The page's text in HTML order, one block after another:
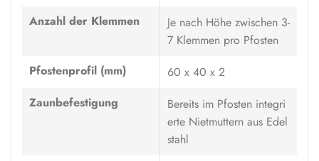
Anzahl der Klemmen
Je nach Höhe zwischen 3-
7 Klemmen pro Pfosten
Pfostenprofil (mm)
60 x 40 x 2
Zaunbefestigung
Bereits im Pfosten integri
erte Nietmuttern aus Edel
stahl